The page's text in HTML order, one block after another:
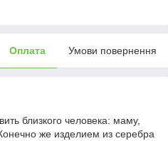
Оплата Умови повернення
близкого человека: маму,
же изделием из серебра